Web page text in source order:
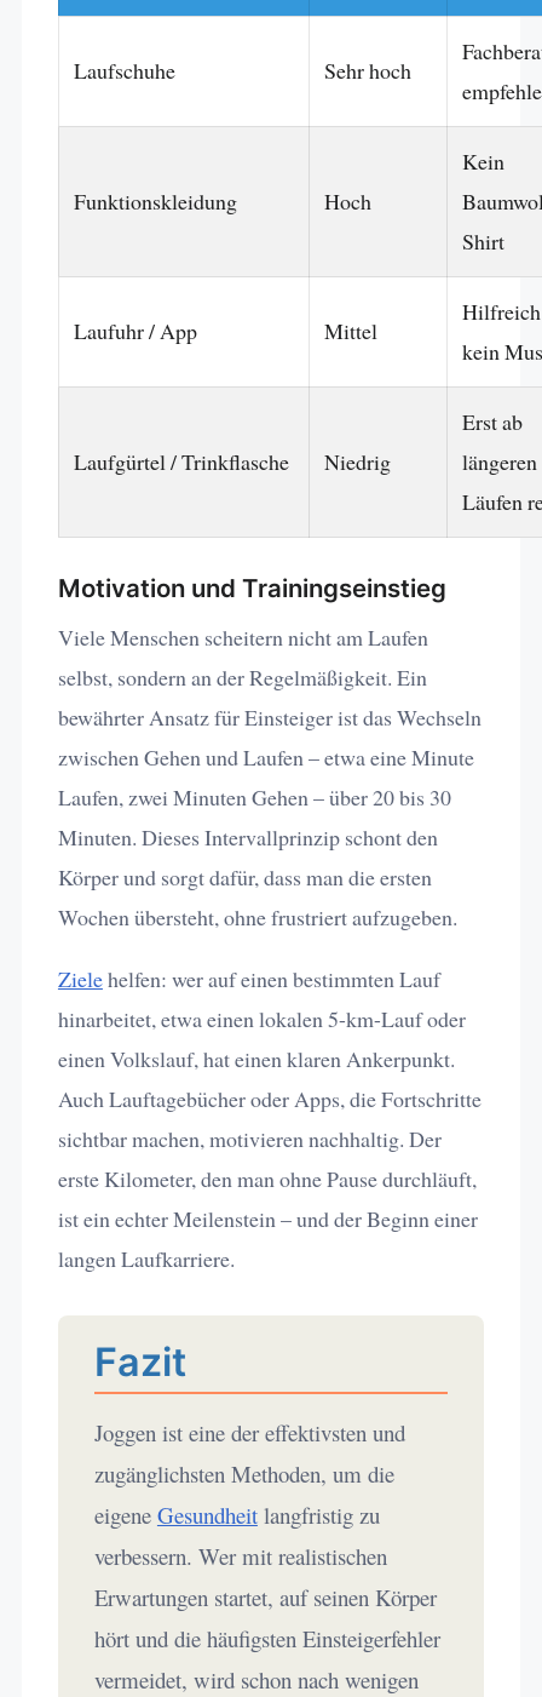
Laufschuhe Sehr hoch
Funktionskleidung Hoch
Kein
Shirt
Laufuhr / App Mittel
kein
Laufgürtel / Trinkflasche Niedrig
Erst ab
längeren
Läufen
Motivation und Trainingseinstieg
Viele Menschen scheitern nicht am Laufen
selbst, sondern an der Regelmäßigkeit. Ein
bewährter Ansatz für Einsteiger ist das Wechseln
zwischen Gehen und Laufen – etwa eine Minute
Laufen, zwei Minuten Gehen – über 20 bis 30
Minuten. Dieses Intervallprinzip schont den
Körper und sorgt dafür, dass man die ersten
Wochen übersteht, ohne frustriert aufzugeben.
Zielehelfen: wer auf einen bestimmten Lauf
hinarbeitet, etwa einen lokalen 5-km-Lauf oder
einen Volkslauf, hat einen klaren Ankerpunkt.
Auch Lauftagebücher oder Apps, die Fortschritte
sichtbar machen, motivieren nachhaltig. Der
erste Kilometer, den man ohne Pause durchläuft,
ist ein echter Meilenstein – und der Beginn einer
langen Laufkarriere.
Fazit
Joggen ist eine der effektivsten und
zugänglichsten Methoden, um die
eigene Gesundheitlangfristig zu
verbessern. Wer mit realistischen
Erwartungen startet, auf seinen Körper
hört und die häufigsten Einsteigerfehler
vermeidet, wird schon nach wenigen